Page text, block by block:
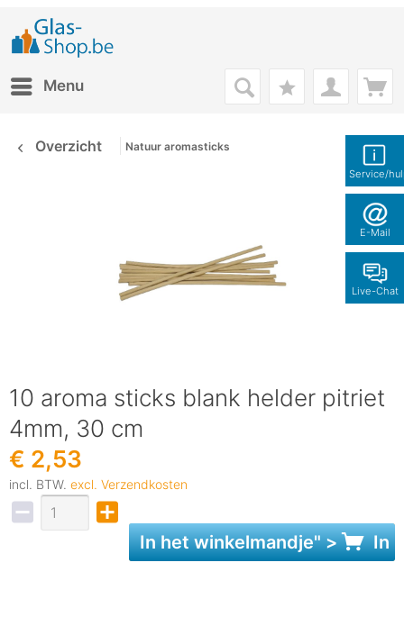
Service/
E-Mail
Live-Chat
Menu
Overzicht Natuur aromasticks
10 aroma sticks blank helder pitriet
4mm, 30 cm
€ 2,53
incl. BTW. excl. Verzendkosten
In hetwinkelmandje" > In